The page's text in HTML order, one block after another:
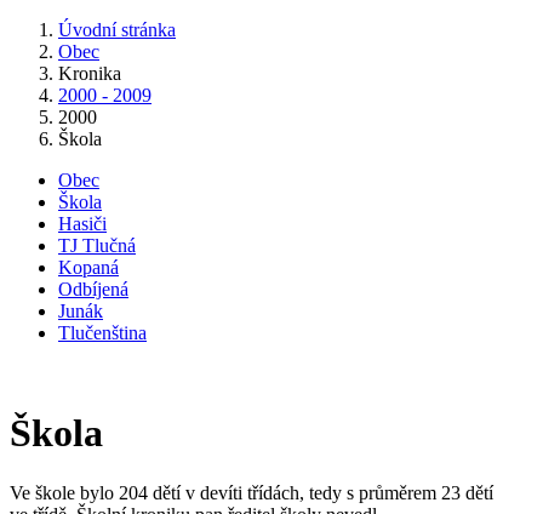
Úvodní stránka
Obec
Kronika
2000 - 2009
2000
Škola
Obec
Škola
Hasiči
TJ Tlučná
Kopaná
Odbíjená
Junák
Tlučenština
Škola
Ve škole bylo 204 dětí v devíti třídách, tedy s průměrem 23 dětí